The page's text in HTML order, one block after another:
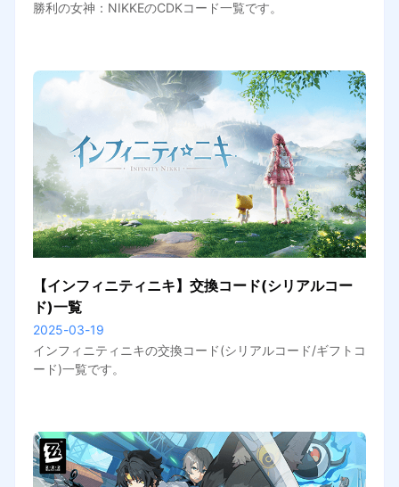
勝利の女神：NIKKEのCDKコード一覧です。
【インフィニティニキ】交換コード(シリアルコー
ド)一覧
2025-03-19
インフィニティニキの交換コード(シリアルコード/ギフトコ
ード)一覧です。